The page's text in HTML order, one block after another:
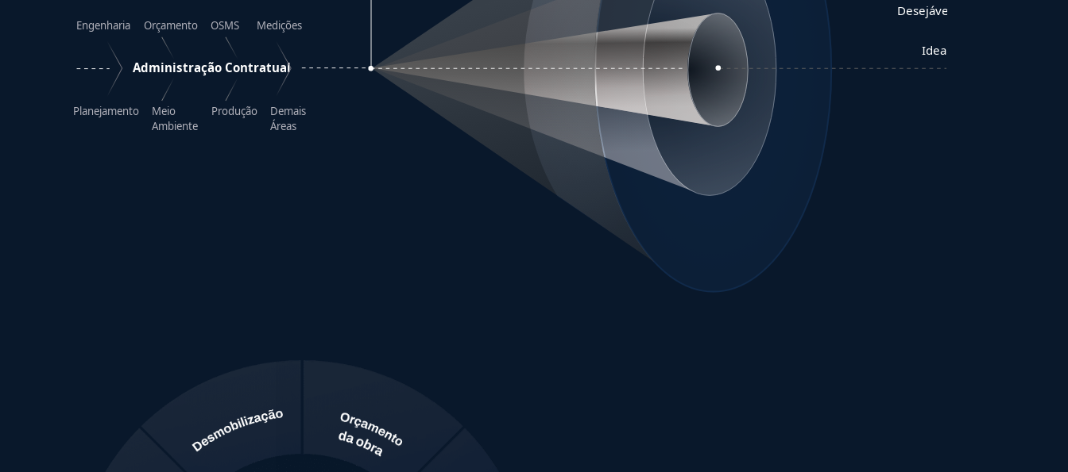
Ideal
Desejável
Administração Contratual
Demais
Áreas
Produção
Meio
Ambiente
Planejamento
Medições
OSMS
Orçamento
Engenharia